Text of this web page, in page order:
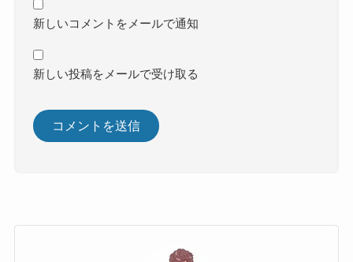
新しいコメントをメールで通知
新しい投稿をメールで受け取る